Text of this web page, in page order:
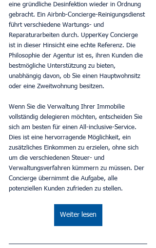
eine gründliche Desinfektion wieder in Ordnung
gebracht. Ein Airbnb-Concierge-Reinigungsdienst
führt verschiedene Wartungs- und
Reparaturarbeiten durch. UpperKey Concierge
ist in dieser Hinsicht eine echte Referenz. Die
Philosophie der Agentur ist es, ihren Kunden die
bestmögliche Unterstützung zu bieten,
unabhängig davon, ob Sie einen Hauptwohnsitz
oder eine Zweitwohnung besitzen.
Wenn Sie die Verwaltung Ihrer Immobilie
vollständig delegieren möchten, entscheiden Sie
sich am besten für einen All-inclusive-Service.
Dies ist eine hervorragende Möglichkeit, ein
zusätzliches Einkommen zu erzielen, ohne sich
um die verschiedenen Steuer- und
Verwaltungsverfahren kümmern zu müssen. Der
Concierge übernimmt die Aufgabe, alle
potenziellen Kunden zufrieden zu stellen.
Weiter lesen